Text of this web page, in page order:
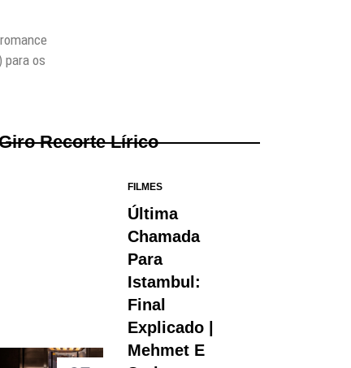
para os
Recorte Lírico
FILMES
Última
Chamada
Para
Istambul:
Final
Explicado |
Mehmet E